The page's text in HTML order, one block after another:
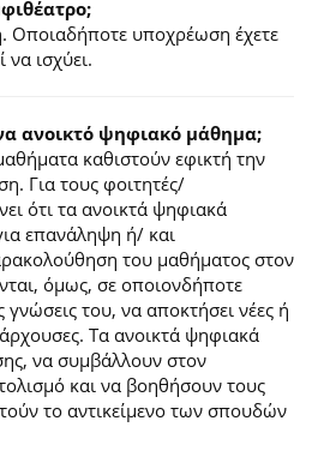
Οποιαδήποτε υποχρέωση έχετε
ισχύει.
ανοικτό ψηφιακό μάθημα;
καθιστούν εφικτή την
Για τους φοιτητές/
ότι τα ανοικτά ψηφιακά
επανάληψη ή/ και
του μαθήματος στον
όμως, σε οποιονδήποτε
γνώσεις του, να αποκτήσει νέες ή
Τα ανοικτά ψηφιακά
να συμβάλλουν στον
και να βοηθήσουν τους
το αντικείμενο των σπουδών